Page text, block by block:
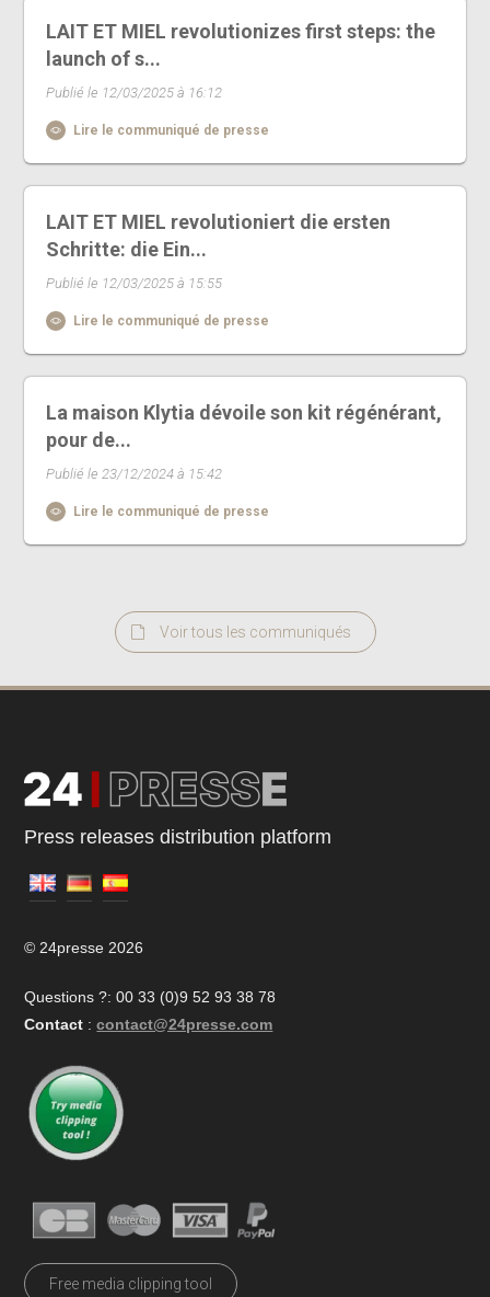
LAIT ET MIEL revolutionizes first steps: the
launch of s...
Publié le 12/03/2025 à 16:12
Lire le communiqué de presse
LAIT ET MIEL revolutioniert die ersten
Schritte: die Ein...
Publié le 12/03/2025 à 15:55
Lire le communiqué de presse
La maison Klytia dévoile son kit régénérant,
pour de...
Publié le 23/12/2024 à 15:42
Lire le communiqué de presse
Voir tous les communiqués
Press releases distribution platform
© 24presse 2026
Questions ?: 00 33 (0)9 52 93 38 78
Contact : contact@24presse.com
Free media clipping tool